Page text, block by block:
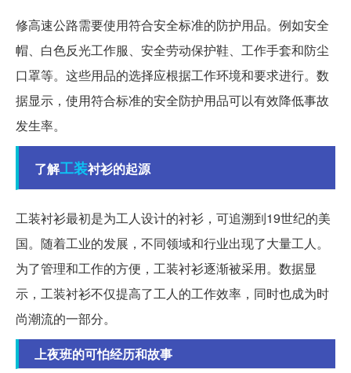
修高速公路需要使用符合安全标准的防护用品。例如安全
帽、白色反光工作服、安全劳动保护鞋、工作手套和防尘
口罩等。这些用品的选择应根据工作环境和要求进行。数
据显示，使用符合标准的安全防护用品可以有效降低事故
发生率。
了解工装衬衫的起源
工装衬衫最初是为工人设计的衬衫，可追溯到19世纪的美
国。随着工业的发展，不同领域和行业出现了大量工人。
为了管理和工作的方便，工装衬衫逐渐被采用。数据显
示，工装衬衫不仅提高了工人的工作效率，同时也成为时
尚潮流的一部分。
上夜班的可怕经历和故事